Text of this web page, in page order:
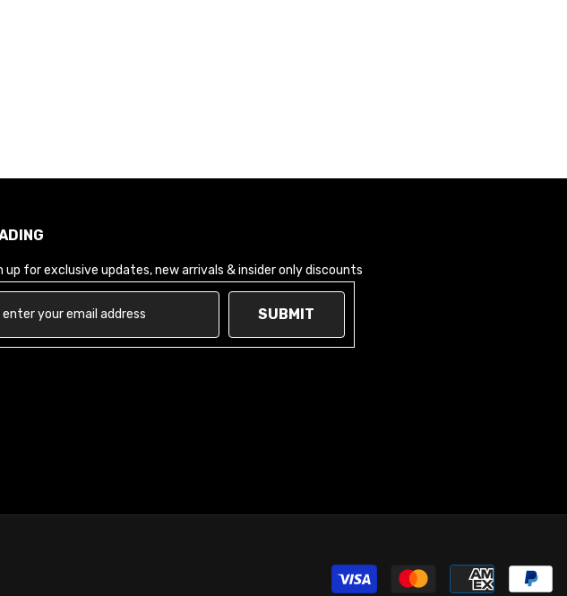
up for exclusive updates, new arrivals & insider only discounts
SUBMIT